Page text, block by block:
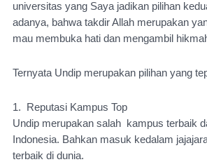
universitas yang Saya jadikan pilihan
adanya, bahwa takdir Allah merupakan
mau membuka hati dan mengambil
Ternyata Undip merupakan pilihan yang
1.  Reputasi Kampus Top
Undip merupakan salah  kampus terbaik
Indonesia. Bahkan masuk kedalam
terbaik di dunia.